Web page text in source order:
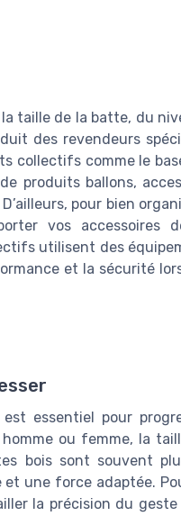
taille de la batte, du
des revendeurs
collectifs comme le
produits ballons,
pour bien
vos accessoires
utilisent des
et la sécurité
essentiel pour
ou femme, la
bois sont souvent
une force adaptée.
la précision du